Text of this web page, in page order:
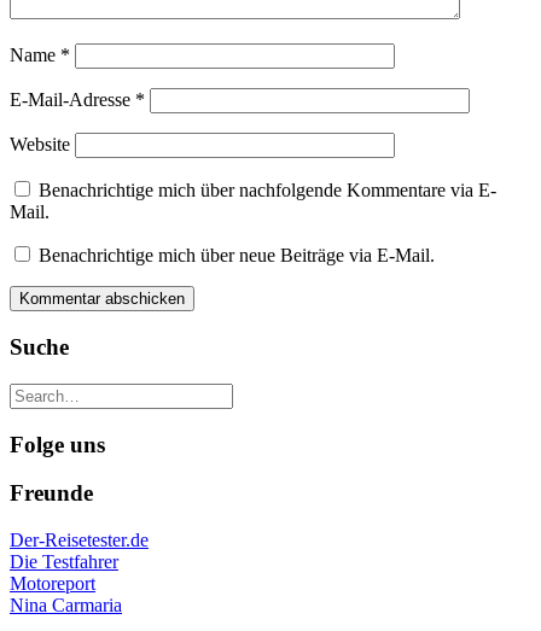
Name *
E-Mail-Adresse *
Website
Benachrichtige mich über nachfolgende Kommentare via E-
Mail.
Benachrichtige mich über neue Beiträge via E-Mail.
Suche
Folge uns
Freunde
Der-Reisetester.de
Die Testfahrer
Motoreport
Nina Carmaria